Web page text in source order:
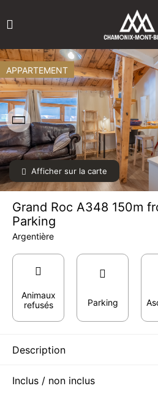
Afficher sur la carte
APPARTEMENT
Grand Roc A348 150m
Parking
Argentière
Animaux
refusés
Parking
Description
Inclus / non inclus